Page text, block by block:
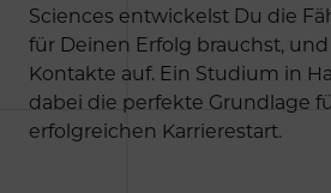
Sciences entwickelst Du die
für Deinen Erfolg brauchst,
Kontakte auf. Ein Studium in
dabei die perfekte Grundlage
erfolgreichen Karrierestart.